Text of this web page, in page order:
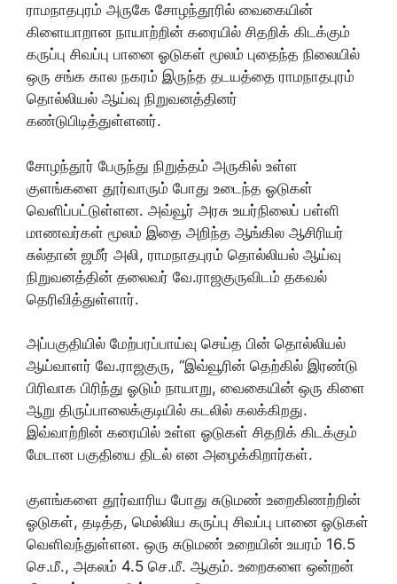
ராமநாதபுரம் அருகே சோழந்தூரில் வைகையின்
கிளையாறான நாயாற்றின் கரையில் சிதறிக் கிடக்கும்
கருப்பு சிவப்பு பானை ஓடுகள் மூலம் புதைந்த நிலையில்
ஒரு சங்க கால நகரம் இருந்த தடயத்தை ராமநாதபுரம்
தொல்லியல் ஆய்வு நிறுவனத்தினர்
கண்டுபிடித்துள்ளனர்.
சோழந்தூர் பேருந்து நிறுத்தம் அருகில் உள்ள
குளங்களை தூர்வாரும் போது உடைந்த ஓடுகள்
வெளிப்பட்டுள்ளன. அவ்வூர் அரசு உயர்நிலைப் பள்ளி
மாணவர்கள் மூலம் இதை அறிந்த ஆங்கில ஆசிரியர்
சுல்தான் ஜமீர் அலி, ராமநாதபுரம் தொல்லியல் ஆய்வு
நிறுவனத்தின் தலைவர் வே.ராஜகுருவிடம் தகவல்
தெரிவித்துள்ளார்.
அப்பகுதியில் மேற்பரப்பாய்வு செய்த பின் தொல்லியல்
ஆய்வாளர் வே.ராஜகுரு, “இவ்வூரின் தெற்கில் இரண்டு
பிரிவாக பிரிந்து ஓடும் நாயாறு, வைகையின் ஒரு கிளை
ஆறு திருப்பாலைக்குடியில் கடலில் கலக்கிறது.
இவ்வாற்றின் கரையில் உள்ள ஓடுகள் சிதறிக் கிடக்கும்
மேடான பகுதியை திடல் என அழைக்கிறார்கள்.
குளங்களை தூர்வாரிய போது சுடுமண் உறைகிணற்றின்
ஓடுகள், தடித்த, மெல்லிய கருப்பு சிவப்பு பானை ஓடுகள்
வெளிவந்துள்ளன. ஒரு சுடுமண் உறையின் உயரம் 16.5
செ.மீ., அகலம் 4.5 செ.மீ. ஆகும். உறைகளை ஒன்றன்